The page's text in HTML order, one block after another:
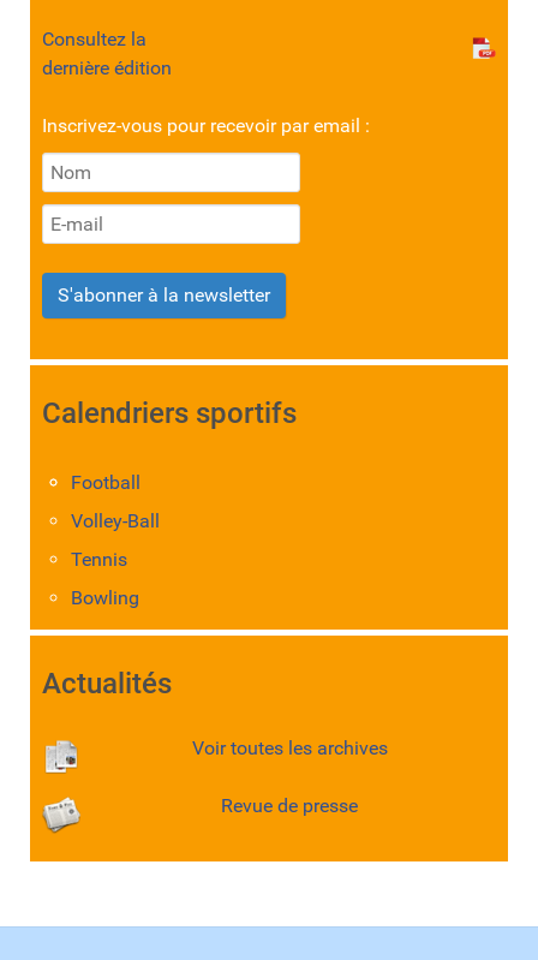
Consultez la
dernière édition
Inscrivez-vous pour recevoir par email :
S'abonner à la newsletter
Calendriers sportifs
Football
Volley-Ball
Tennis
Bowling
Actualités
Voir toutes les archives
Revue de presse